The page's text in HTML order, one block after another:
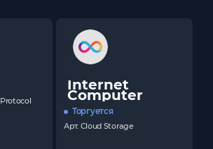
Protocol
Internet
Computer
Торгуется
Арт. Cloud Storage